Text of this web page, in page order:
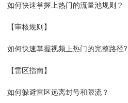
如何快速掌握上热门的流量池规则？
【审核规则】
如何快速掌握视频上热门的完整路径?
【雷区指南】
如何躲避雷区远离封号和限流？